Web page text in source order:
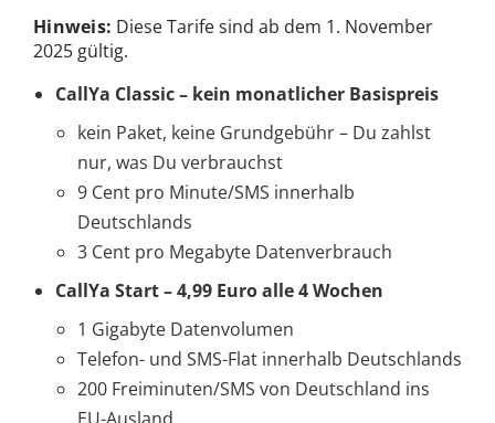
Hinweis: Diese Tarife sind ab dem 1. November
2025 gültig.
CallYa Classic – kein monatlicher Basispreis
kein Paket, keine Grundgebühr – Du zahlst
nur, was Du verbrauchst
9 Cent pro Minute/SMS innerhalb
Deutschlands
3 Cent pro Megabyte Datenverbrauch
CallYa Start – 4,99 Euro alle 4 Wochen
1 Gigabyte Datenvolumen
Telefon- und SMS-Flat innerhalb Deutschlands
200 Freiminuten/SMS von Deutschland ins